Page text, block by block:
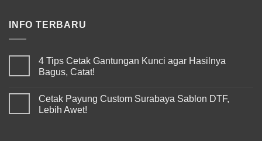
INFO TERBARU
4 Tips Cetak Gantungan Kunci agar Hasilnya
Bagus, Catat!
Cetak Payung Custom Surabaya Sablon DTF,
Lebih Awet!